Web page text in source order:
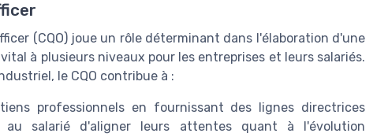
(CQO) joue un rôle déterminant dans l'élaboration d'une
à plusieurs niveaux pour les entreprises et leurs salariés.
le CQO contribue à :
professionnels en fournissant des lignes directrices
salarié d'aligner leurs attentes quant à l'évolution